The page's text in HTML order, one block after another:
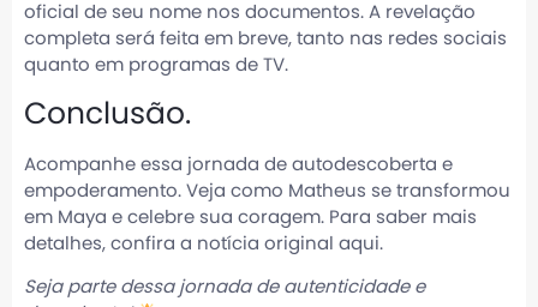
oficial de seu nome nos documentos. A revelação
completa será feita em breve, tanto nas redes sociais
quanto em programas de TV.
Conclusão.
Acompanhe essa jornada de autodescoberta e
empoderamento. Veja como Matheus se transformou
em Maya e celebre sua coragem. Para saber mais
detalhes, confira a notícia original aqui.
Seja parte dessa jornada de autenticidade e